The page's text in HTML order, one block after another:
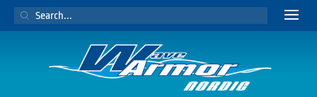
PRODUCTS
SEARCH